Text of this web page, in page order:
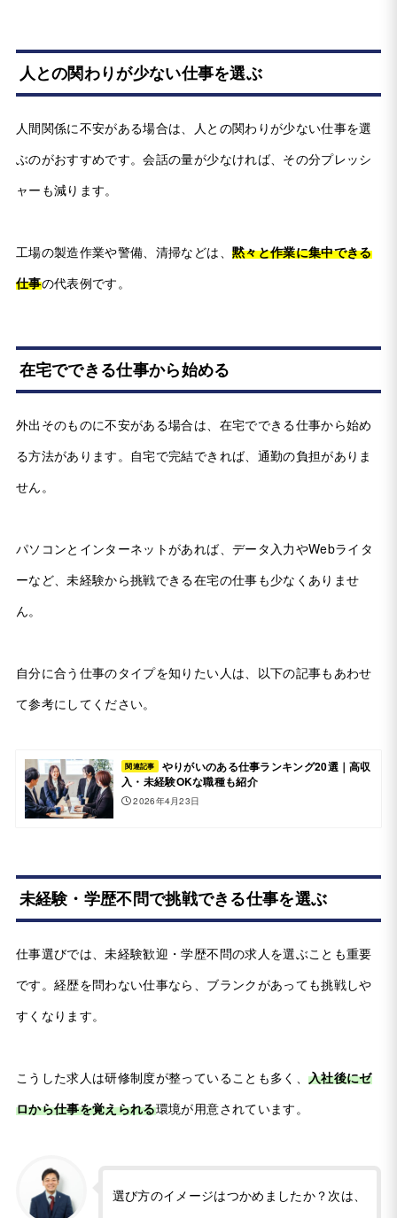
人との関わりが少ない仕事を選ぶ
人間関係に不安がある場合は、人との関わりが少ない仕事を選
ぶのがおすすめです。会話の量が少なければ、その分プレッシ
ャーも減ります。
工場の製造作業や警備、清掃などは、 黙々と作業に集中できる
仕事の代表例です。
在宅でできる仕事から始める
外出そのものに不安がある場合は、在宅でできる仕事から始め
る方法があります。自宅で完結できれば、通勤の負担がありま
せん。
パソコンとインターネットがあれば、データ入力やWebライタ
ーなど、未経験から挑戦できる在宅の仕事も少なくありませ
ん。
自分に合う仕事のタイプを知りたい人は、以下の記事もあわせ
て参考にしてください。
関連記事
やりがいのある仕事ランキング20選｜高収
入・未経験OKな職種も紹介
2026年4月23日
未経験・学歴不問で挑戦できる仕事を選ぶ
仕事選びでは、未経験歓迎・学歴不問の求人を選ぶことも重要
です。経歴を問わない仕事なら、ブランクがあっても挑戦しや
すくなります。
こうした求人は研修制度が整っていることも多く、 入社後にゼ
ロから仕事を覚えられる環境が用意されています。
選び方のイメージはつかめましたか？次は、